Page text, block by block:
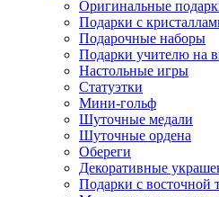
Оригинальные
Подарки с
Подарочные наборы
Подарки учителю на
Настольные игры
Статуэтки
Мини-гольф
Шуточные медали
Шуточные ордена
Обереги
Декоративные
Подарки с восточной